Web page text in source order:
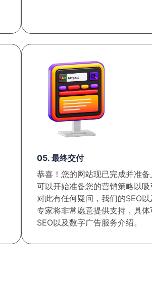
05. 最终交付
恭喜！您的网站现已完成并准
可以开始准备您的营销策略以
对此有任何疑问，我们的SEO
专家将非常愿意提供支持，具
SEO以及数字广告服务介绍。